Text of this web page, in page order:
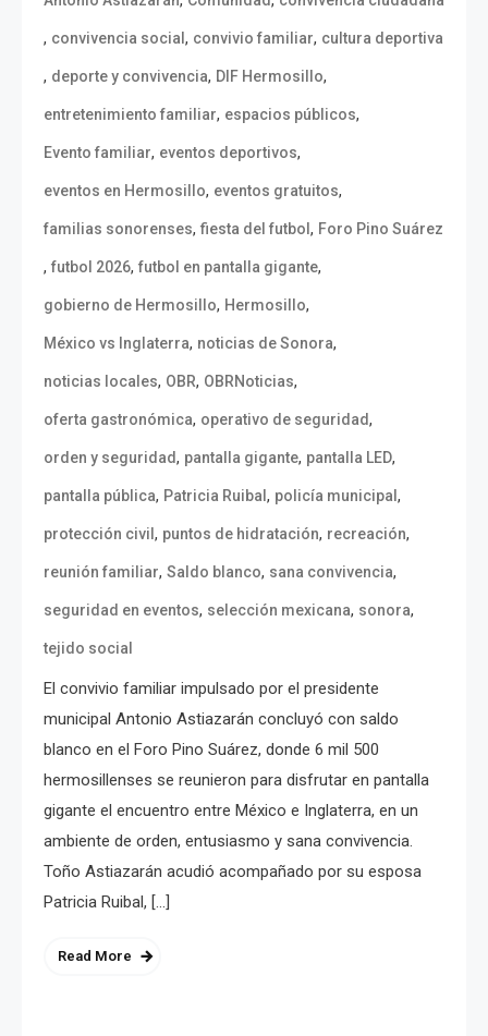
, convivencia social , convivio familiar, cultura deportiva
, deporte y convivencia, DIF Hermosillo,
entretenimiento familiar, espacios públicos,
Evento familiar, eventos deportivos,
eventos en Hermosillo, eventos gratuitos,
familias sonorenses, fiesta del futbol , Foro Pino Suárez
, futbol 2026, futbol en pantalla gigante,
gobierno de Hermosillo, Hermosillo,
México vs Inglaterra, noticias de Sonora,
noticias locales, OBR, OBRNoticias,
oferta gastronómica, operativo de seguridad,
orden y seguridad, pantalla gigante, pantalla LED,
pantalla pública, Patricia Ruibal , policía municipal ,
protección civil , puntos de hidratación, recreación,
reunión familiar, Saldo blanco, sana convivencia,
seguridad en eventos, selección mexicana, sonora,
tejido social
El convivio familiar impulsado por el presidente
municipal Antonio Astiazarán concluyó con saldo
blanco en el Foro Pino Suárez, donde 6 mil 500
hermosillenses se reunieron para disfrutar en pantalla
gigante el encuentro entre México e Inglaterra, en un
ambiente de orden, entusiasmo y sana convivencia.
Toño Astiazarán acudió acompañado por su esposa
Patricia Ruibal, […]
Read More